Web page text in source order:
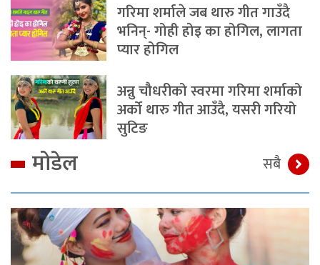
गरिमा शर्माले जब थारु गीत गाउँदै
भनिन्- गोही होइ का होगिल, लागता
प्यार होगिल
अन्नु चौधरीको स्वरमा गरिमा शर्माको
अर्को थारु गीत आउँदै, यसरी गरियो
सुटिङ
मोडेल सबै